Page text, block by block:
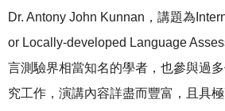
Dr. Antony John Kunnan，講題為
or Locally-developed Language
言測驗界相當知名的學者，也參與過
究工作，演講內容詳盡而豐富，且具極